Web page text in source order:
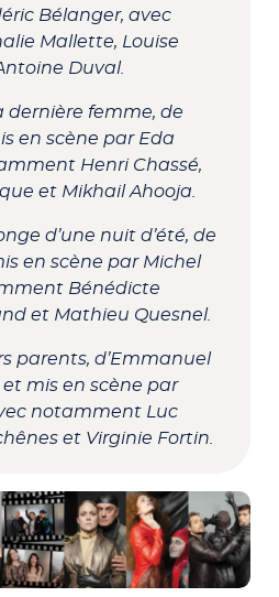
Bélanger, avec
Mallette, Louise
Duval.
dernière femme, de
en scène par Eda
Henri Chassé,
et Mikhail Ahooja.
d’une nuit d’été, de
en scène par Michel
Bénédicte
et Mathieu Quesnel.
parents, d’Emmanuel
mis en scène par
notamment Luc
et Virginie Fortin.